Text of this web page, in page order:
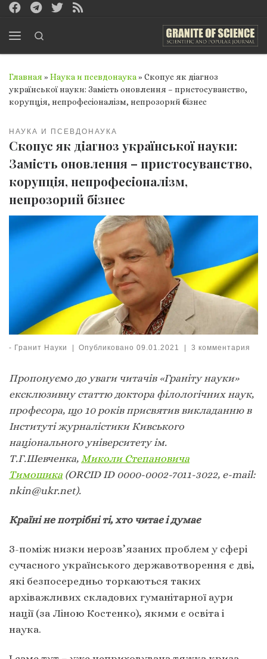
Перейти к содержимому
Главная » Наука и псевдонаука» Скопус як діагноз
української науки: Замість оновлення – пристосуванство,
корупція, непрофесіоналізм, непрозорий бізнес
НАУКА И ПСЕВДОНАУКА
Скопус як діагноз української науки:
Замість оновлення – пристосуванство,
корупція, непрофесіоналізм,
непрозорий бізнес
- Гранит Науки | Опубликовано09.01.2021 | 3 комментария
Пропонуємо до уваги читачів «Граніту науки»
ексклюзивну статтю доктора філологічних наук,
професора, що 10 років присвятив викладанню в
Інституті журналістики Кивського
національного університету ім.
Т.Г.Шевченка, Миколи Степановича
Тимошика (ORCID ID 0000-0002-7011-3022, e-mail:
nkin@ukr.net).
Країні не потрібні ті, хто читає і думає
З-поміж низки нерозв’язаних проблем у сфері
сучасного українського державотворення є дві,
які безпосередньо торкаються таких
архіважливих складових гуманітарної аури
нації (за Ліною Костенко), якими є освіта і
наука.